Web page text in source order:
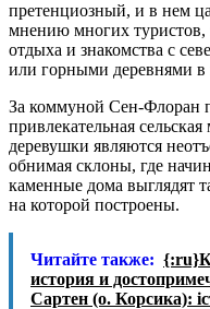
претенциозный, и в нем
мнению многих туристов,
отдыха и знакомства с
или горными деревнями в
За коммуной Сен-Флоран
привлекательная
деревушки являются
обнимая склоны, где
каменные дома выглядят
на которой построены.
Читайте также:
история и
Сартен (о. Корсика):